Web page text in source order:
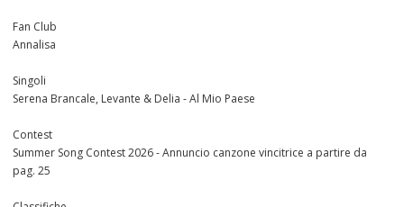
Fan Club
Annalisa
Singoli
Serena Brancale, Levante & Delia - Al Mio Paese
Contest
Summer Song Contest 2026 - Annuncio canzone vincitrice a partire da
pag. 25